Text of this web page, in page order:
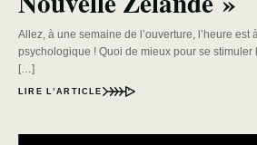
Allez, à une semaine de l’ouverture, l’heure est
psychologique ! Quoi de mieux pour se stimuler
[…]
LIRE L’ARTICLE